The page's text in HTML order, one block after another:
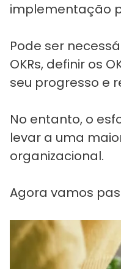
implementação
Pode ser
OKRs, definir os
seu progresso e
No entanto, o
levar a uma
organizacional.
Agora vamos